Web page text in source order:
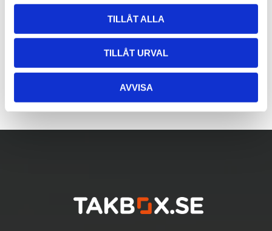
TILLÅT ALLA
TILLÅT URVAL
AVVISA